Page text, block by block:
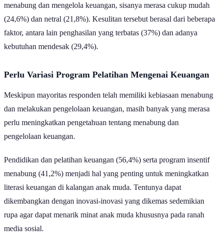
menabung dan mengelola keuangan, sisanya merasa cukup mudah
(24,6%) dan netral (21,8%). Kesulitan tersebut berasal dari beberapa
faktor, antara lain penghasilan yang terbatas (37%) dan adanya
kebutuhan mendesak (29,4%).
Perlu Variasi Program Pelatihan Mengenai Keuangan
Meskipun mayoritas responden telah memiliki kebiasaan menabung
dan melakukan pengelolaan keuangan, masih banyak yang merasa
perlu meningkatkan pengetahuan tentang menabung dan
pengelolaan keuangan.
Pendidikan dan pelatihan keuangan (56,4%) serta program insentif
menabung (41,2%) menjadi hal yang penting untuk meningkatkan
literasi keuangan di kalangan anak muda. Tentunya dapat
dikembangkan dengan inovasi-inovasi yang dikemas sedemikian
rupa agar dapat menarik minat anak muda khususnya pada ranah
media sosial.